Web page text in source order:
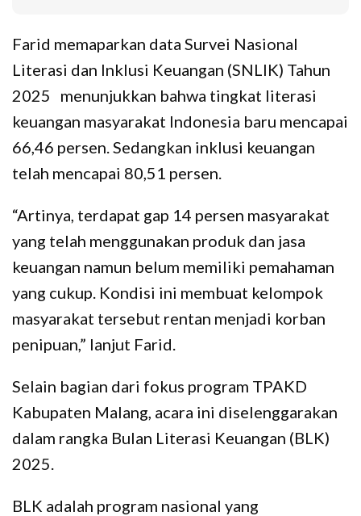
Farid memaparkan data Survei Nasional
Literasi dan Inklusi Keuangan (SNLIK) Tahun
2025 menunjukkan bahwa tingkat literasi
keuangan masyarakat Indonesia baru mencapai
66,46 persen. Sedangkan inklusi keuangan
telah mencapai 80,51 persen.
“Artinya, terdapat gap 14 persen masyarakat
yang telah menggunakan produk dan jasa
keuangan namun belum memiliki pemahaman
yang cukup. Kondisi ini membuat kelompok
masyarakat tersebut rentan menjadi korban
penipuan,” lanjut Farid.
Selain bagian dari fokus program TPAKD
Kabupaten Malang, acara ini diselenggarakan
dalam rangka Bulan Literasi Keuangan (BLK)
2025.
BLK adalah program nasional yang